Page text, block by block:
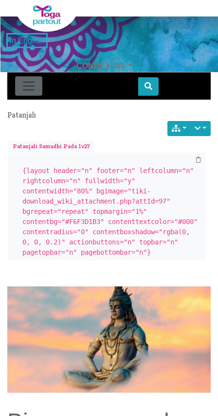
in English
CONNEXION
Find
Patanjali
Patanjali Samadhi Pada 1v27
{layout header="n" footer="n" leftcolumn="n"
rightcolumn="n" fullwidth="y"
contentwidth="80%" bgimage="tiki-
download_wiki_attachment.php?attId=97"
bgrepeat="repeat" topmargin="1%"
contentbg="#F6F3D1B3" contenttextcolor="#000"
contentradius="0" contentboxshadow="rgba(0,
0, 0, 0.2)" actionbuttons="n" topbar="n"
pagetopbar="n" pagebottombar="n"}